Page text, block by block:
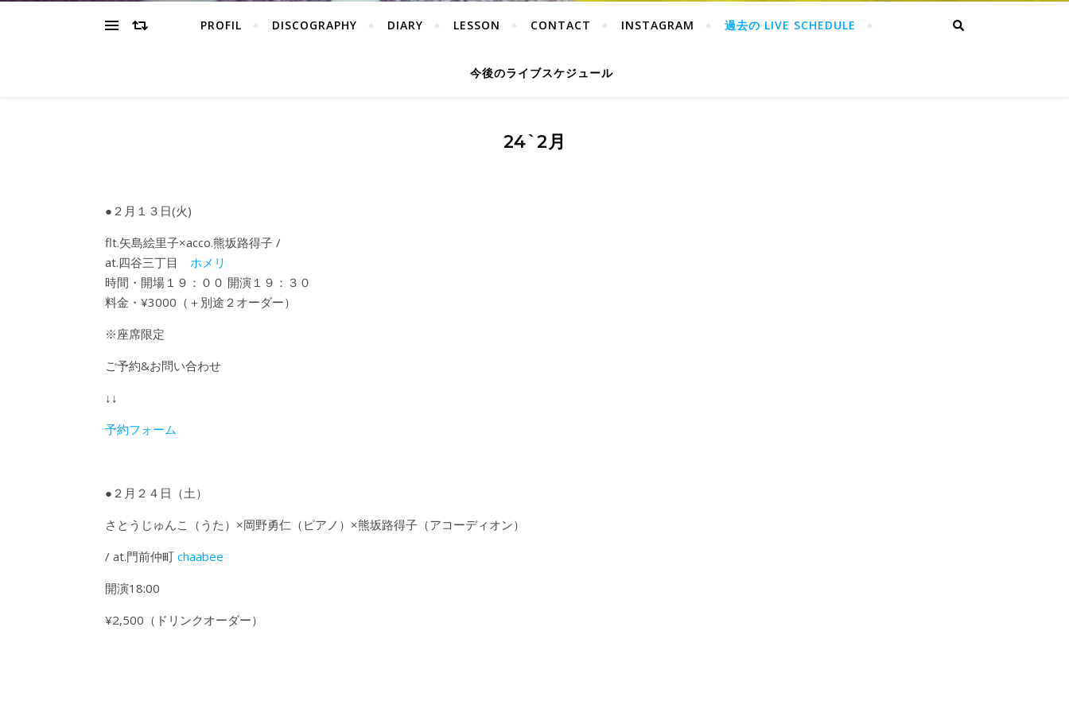
PROFIL DISCOGRAPHY DIARY LESSON CONTACT INSTAGRAM 過去の LIVE SCHEDULE
今後のライブスケジュール
24`2月
●２月１３日(火)
flt.矢島絵里子×acco.熊坂路得子 /
at.四谷三丁目 ホメリ
時間・開場１９：００ 開演１９：３０
料金・¥3000（＋別途２オーダー）
※座席限定
ご予約&お問い合わせ
↓↓
予約フォーム
●２月２４日（土）
さとうじゅんこ（うた）×岡野勇仁（ピアノ）×熊坂路得子（アコーディオン）
/ at.門前仲町 chaabee
開演18:00
¥2,500（ドリンクオーダー）